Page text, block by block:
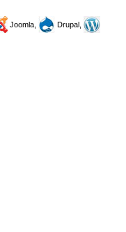
Joomla,
Drupal,